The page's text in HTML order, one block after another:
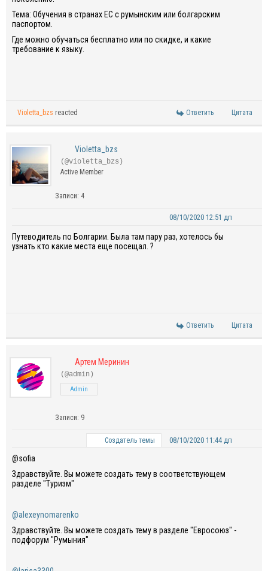
Тема: Обучения в странах ЕС с румынским или болгарским
паспортом.
Где можно обучаться бесплатно или по скидке, и какие
требование к языку.
Violetta_bzs reacted Ответить Цитата
Violetta_bzs
(@violetta_bzs)
Active Member
Записи: 4
08/10/2020 12:51 дп
Путеводитель по Болгарии. Была там пару раз, хотелось бы
узнать кто какие места еще посещал. ?
Ответить Цитата
Артем Меринин
(@admin)
Admin
Записи: 9
Создатель темы 08/10/2020 11:44 дп
@sofia
Здравствуйте. Вы можете создать тему в соответствующем
разделе "Туризм"
@alexeynomarenko
Здравствуйте. Вы можете создать тему в разделе "Евросоюз" -
подфорум "Румыния"